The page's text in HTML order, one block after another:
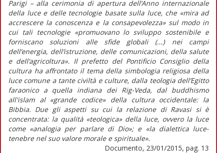
Parigi – alla cerimonia di apertura dell’Anno internazionale
della luce e delle tecnologie basate sulla luce, che «mira ad
accrescere la conoscenza e la consapevolezza» sul modo in
cui tali tecnologie «promuovano lo sviluppo sostenibile e
forniscano soluzioni alle sfide globali (...) nei campi
dell’energia, dell’istruzione, delle comunicazioni, della salute
e dell’agricoltura». Il prefetto del Pontificio Consiglio della
cultura ha affrontato il tema della simbologia religiosa della
luce comune a tante civiltà e culture, dalla teologia dell’Egitto
faraonico a quella indiana dei Rig-Veda, dal buddhismo
all'islam al «grande codice» della cultura occidentale: la
Bibbia. Due gli aspetti su cui la relazione di Ravasi si è
concentrata: la qualità «teologica» della luce, ovvero la luce
come «analogia per parlare di Dio»; e «la dialettica luce-
tenebre nel suo valore morale e spirituale».
Documento, 23/01/2015, pag. 13